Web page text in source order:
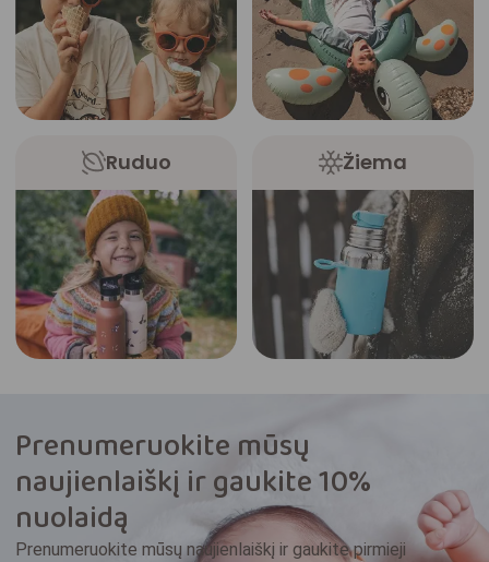
Ruduo Žiema
Prenumeruokite mūsų
naujienlaiškį ir gaukite 10%
nuolaidą
Prenumeruokite mūsų naujienlaiškį ir gaukite pirmieji